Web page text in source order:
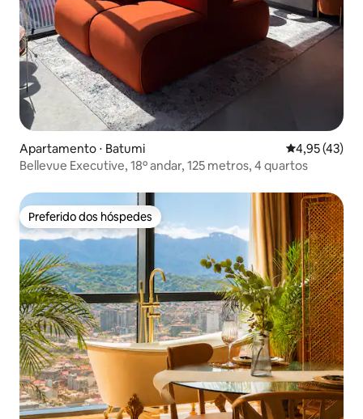
Apartamento ⋅ Batumi 4,95 de uma
4,95 (43)
Bellevue Executive, 18º andar, 125 metros, 4 quartos
Preferido dos hóspedes
Preferido dos hóspedes